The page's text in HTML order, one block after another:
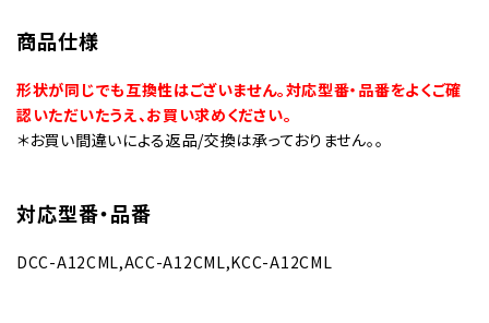
商品仕様
形状が同じでも互換性はございません。対応型番・品番をよくご確
認いただいたうえ、お買い求めください。
＊お買い間違いによる返品/交換は承っておりません。。
対応型番・品番
DCC-A12CML,ACC-A12CML,KCC-A12CML